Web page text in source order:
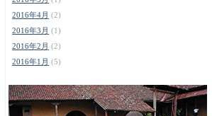
2016年4月 (2)
2016年3月 (1)
2016年2月 (2)
2016年1月 (5)